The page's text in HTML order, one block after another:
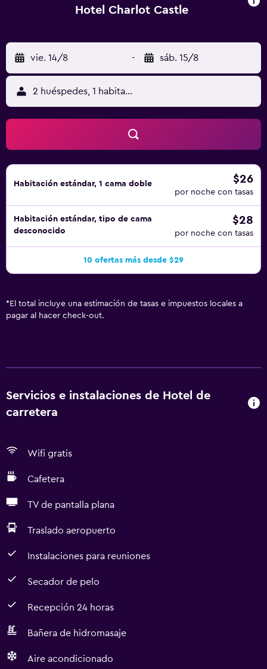
están equipados con bañera y ducha independientes con
acceso a Internet gratis (por cable y wifi). Se ofrece una
televisión de pantalla plana de 60 pulgadas con canales
digitales y películas de pago. Las habitaciones también
incluyen secador de pelo y artículos de higiene personal
gratuitos. Se ofrece servicio de limpieza todos los días y
es posible solicitar tabla de planchar con plancha.
Hotel Charlot Castle
vie. 14/8 - sáb. 15/8
2 huéspedes, 1 habitación
Habitación estándar, 1 cama doble $26
por noche con tasas
Habitación estándar, tipo de cama
desconocido
$28
por noche con tasas
10 ofertas más desde $29
* El total incluye una estimación de tasas e impuestos locales a
pagar al hacer check-out.
Servicios e instalaciones de Hotel de
carretera
Wifi gratis
Cafetera
TV de pantalla plana
Traslado aeropuerto
Instalaciones para reuniones
Secador de pelo
Recepción 24 horas
Bañera de hidromasaje
Aire acondicionado